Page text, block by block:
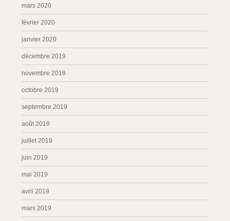
mars 2020
février 2020
janvier 2020
décembre 2019
novembre 2019
octobre 2019
septembre 2019
août 2019
juillet 2019
juin 2019
mai 2019
avril 2019
mars 2019